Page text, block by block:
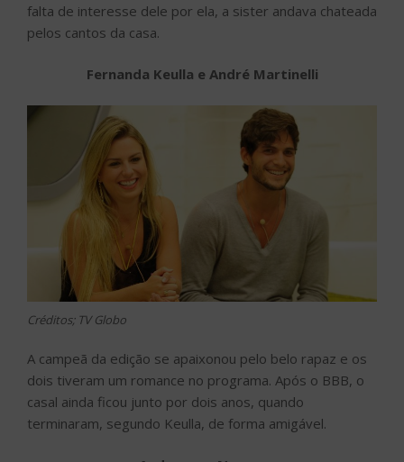
falta de interesse dele por ela, a sister andava chateada
pelos cantos da casa.
Fernanda Keulla e André Martinelli
Créditos; TV Globo
A campeã da edição se apaixonou pelo belo rapaz e os
dois tiveram um romance no programa. Após o BBB, o
casal ainda ficou junto por dois anos, quando
terminaram, segundo Keulla, de forma amigável.